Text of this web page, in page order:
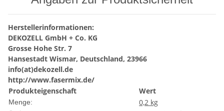
Herstellerinformationen:
DEKOZELL GmbH + Co. KG
Grosse Hohe Str. 7
Hansestadt Wismar, Deutschland, 23966
info(at)dekozell.de
http://www.fasermix.de/
Produkteigenschaft
Wert
Menge: 0,2 kg